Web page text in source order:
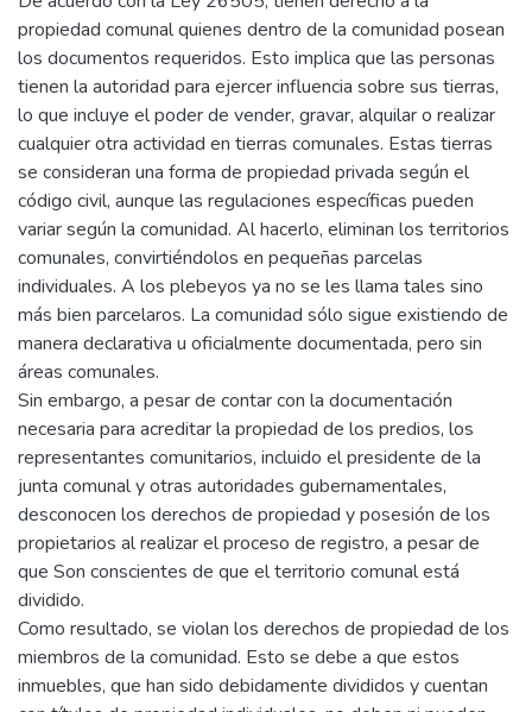
propiedad comunal quienes dentro de la comunidad posean
los documentos requeridos. Esto implica que las personas
tienen la autoridad para ejercer influencia sobre sus tierras,
lo que incluye el poder de vender, gravar, alquilar o realizar
cualquier otra actividad en tierras comunales. Estas tierras
se consideran una forma de propiedad privada según el
código civil, aunque las regulaciones específicas pueden
variar según la comunidad. Al hacerlo, eliminan los territorios
comunales, convirtiéndolos en pequeñas parcelas
individuales. A los plebeyos ya no se les llama tales sino
más bien parcelaros. La comunidad sólo sigue existiendo de
manera declarativa u oficialmente documentada, pero sin
áreas comunales.
Sin embargo, a pesar de contar con la documentación
necesaria para acreditar la propiedad de los predios, los
representantes comunitarios, incluido el presidente de la
junta comunal y otras autoridades gubernamentales,
desconocen los derechos de propiedad y posesión de los
propietarios al realizar el proceso de registro, a pesar de
que Son conscientes de que el territorio comunal está
dividido.
Como resultado, se violan los derechos de propiedad de los
miembros de la comunidad. Esto se debe a que estos
inmuebles, que han sido debidamente divididos y cuentan